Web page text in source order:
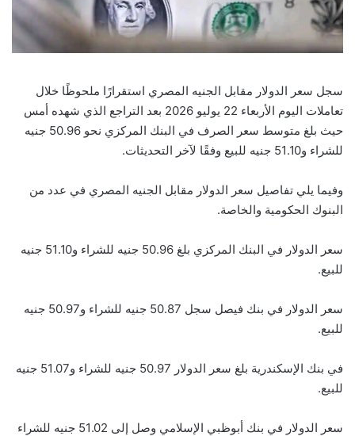
سجل سعر الدولار مقابل الجنيه المصري استقرارًا ملحوظًا خلال
تعاملات اليوم الأربعاء 22 يوليو 2026 بعد التراجع الذي شهده أمس
حيث بلغ متوسط سعر الصرف في البنك المركزي نحو 50.96 جنيه
للشراء و51.10 جنيه للبيع وفقًا لآخر التحديثات.
وفيما يلي تفاصيل سعر الدولار مقابل الجنيه المصري في عدد من
البنوك الحكومية والخاصة.
سعر الدولار في البنك المركزي بلغ 50.96 جنيه للشراء و51.10 جنيه
للبيع.
سعر الدولار في بنك فيصل سجل 50.87 جنيه للشراء و50.97 جنيه
للبيع.
في بنك الإسكندرية بلغ سعر الدولار 50.97 جنيه للشراء و51.07 جنيه
للبيع.
سعر الدولار في بنك أبوظبي الإسلامي وصل إلى 51.02 جنيه للشراء